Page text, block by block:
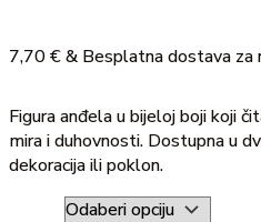
7,70€& Besplatna dostava za
Figura anđela u bijeloj boji koji
mira i duhovnosti. Dostupna u
dekoracija ili poklon.